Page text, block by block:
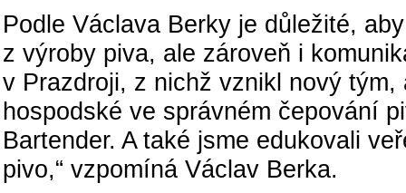
Podle Václava Berky je důležité,
z výroby piva, ale zároveň i
v Prazdroji, z nichž vznikl nový
hospodské ve správném čepování
Bartender. A také jsme edukovali
pivo,“ vzpomíná Václav Berka.